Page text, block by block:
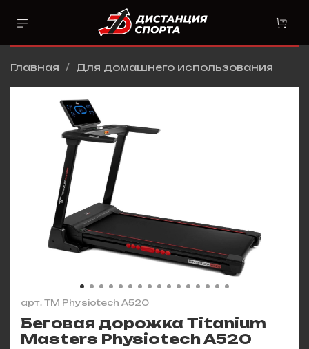
Главная Для домашнего использования
арт. TM Physiotech A520
Беговая дорожка Titanium
Masters Physiotech A520